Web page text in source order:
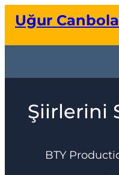
geçUğur
Şiirlerini
BTY